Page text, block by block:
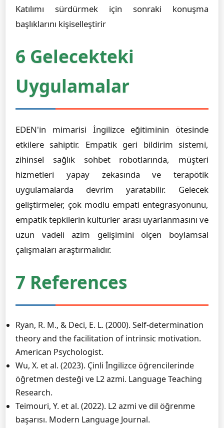
Katılımı sürdürmek için sonraki konuşma
başlıklarını kişiselleştirir
6 Gelecekteki
Uygulamalar
EDEN'in mimarisi İngilizce eğitiminin ötesinde
etkilere sahiptir. Empatik geri bildirim sistemi,
zihinsel sağlık sohbet robotlarında, müşteri
hizmetleri yapay zekasında ve terapötik
uygulamalarda devrim yaratabilir. Gelecek
geliştirmeler, çok modlu empati entegrasyonunu,
empatik tepkilerin kültürler arası uyarlanmasını ve
uzun vadeli azim gelişimini ölçen boylamsal
çalışmaları araştırmalıdır.
7 References
Ryan, R. M., & Deci, E. L. (2000). Self-determination
theory and the facilitation of intrinsic motivation.
American Psychologist.
Wu, X. et al. (2023). Çinli İngilizce öğrencilerinde
öğretmen desteği ve L2 azmi. Language Teaching
Research.
Teimouri, Y. et al. (2022). L2 azmi ve dil öğrenme
başarısı. Modern Language Journal.